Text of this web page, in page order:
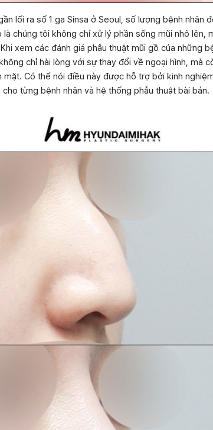
lối ra số 1 ga Sinsa ở Seoul, số lượng bệnh nhân
chúng tôi không chỉ xử lý phần sống mũi nhô lên,
xem các đánh giá phẫu thuật mũi gồ của những
chỉ hài lòng với sự thay đổi về ngoại hình, mà
mặt. Có thể nói điều này được hỗ trợ bởi kinh
từng bệnh nhân và hệ thống phẫu thuật bài bản.